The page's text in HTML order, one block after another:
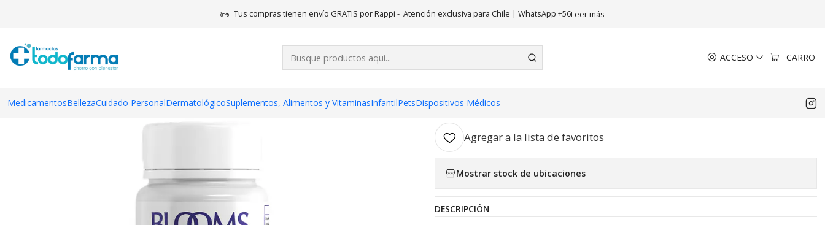
ACCESO CARRO
MedicamentosBellezaCuidado PersonalDermatológicoSuplementos, Alimentos y VitaminasInfantilPetsDispositivos Médicos
Tus compras tienen envío GRATIS por Rappi - Atención exclusiva para Chile | WhatsApp +56Leer más
Inicio Suplementos Melena de León 60 Cápsulas. Blooms
Melena de León 60 Cápsulas. Blooms
Cantidad
Agregar a la lista de favoritos
Mostrar stock de ubicaciones
DESCRIPCIÓN